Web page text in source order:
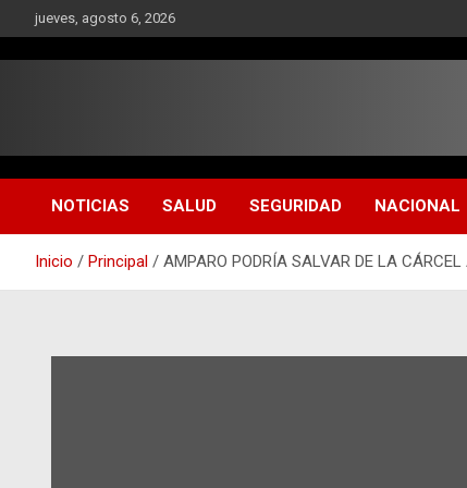
Saltar
al
contenido
jueves, agosto 6, 2026
NOTICIAS SALUD SEGURIDAD NACIONAL
Inicio Principal AMPARO PODRÍA SALVAR DE LA